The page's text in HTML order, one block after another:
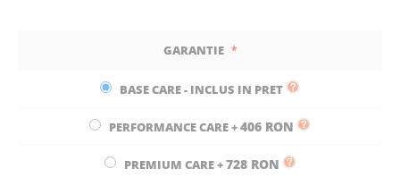
GARANTIE
BASE CARE - INCLUS IN PRET
PERFORMANCE CARE+406 RON
PREMIUM CARE+728 RON